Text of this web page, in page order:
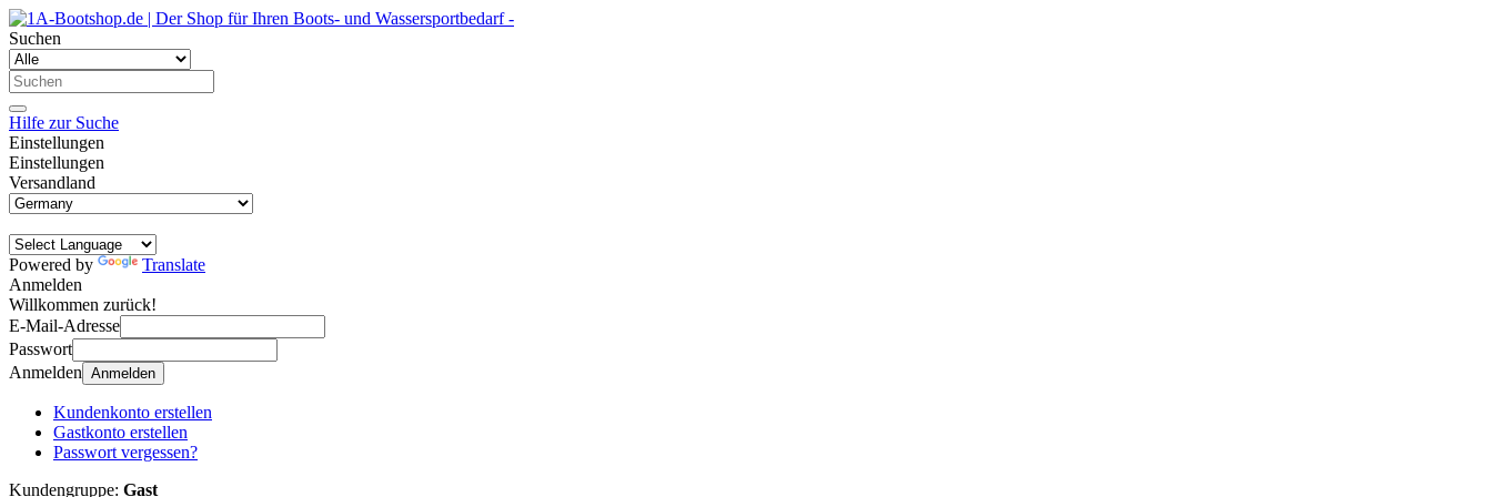
Suchen
Hilfe zur Suche
Einstellungen
Einstellungen
Versandland
Powered by
Translate
Anmelden
Willkommen zurück!
E-Mail-Adresse
Passwort
Anmelden Anmelden
Kundenkonto erstellen
Gastkonto erstellen
Passwort vergessen?
Kundengruppe: Gast